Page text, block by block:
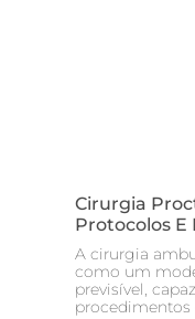
Cirurgia
Protocolos E
A cirurgia
como um
previsível,